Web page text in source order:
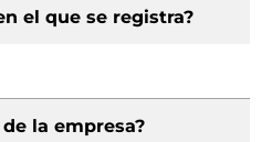
el que se registra?
la empresa?